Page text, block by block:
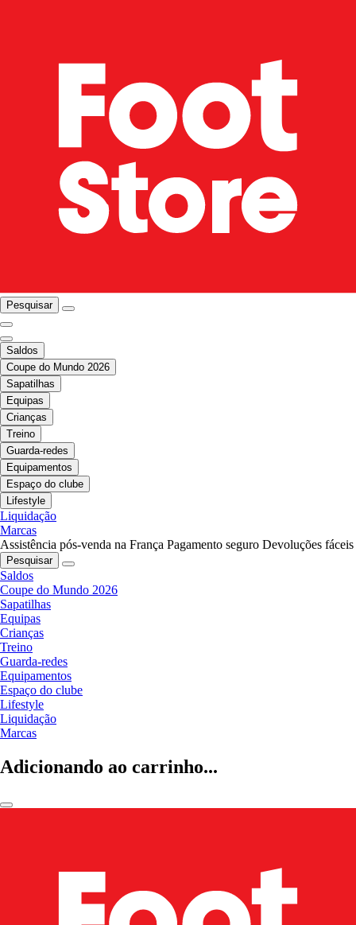
Pesquisar
Saldos
Coupe do Mundo 2026
Sapatilhas
Equipas
Crianças
Treino
Guarda-redes
Equipamentos
Espaço do clube
Lifestyle
Liquidação
Marcas
Assistência pós-venda na França Pagamento seguro Devoluções fáceis
Pesquisar
Saldos
Coupe do Mundo 2026
Sapatilhas
Equipas
Crianças
Treino
Guarda-redes
Equipamentos
Espaço do clube
Lifestyle
Liquidação
Marcas
Adicionando ao carrinho...